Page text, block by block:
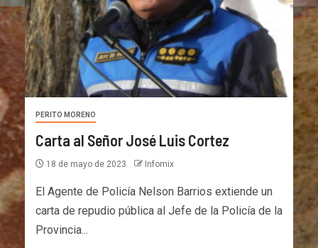
PERITO MORENO
Carta al Señor José Luis Cortez
18 de mayo de 2023 Infomix
El Agente de Policía Nelson Barrios extiende un
carta de repudio pública al Jefe de la Policía de la
Provincia...